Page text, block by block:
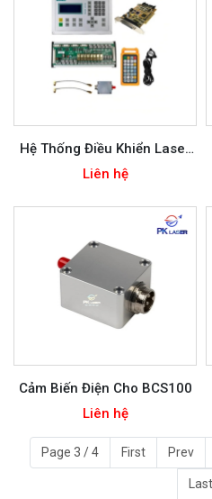
Hệ Thống Điều Khiển Laser
Sợi Quang FSCUT 3000S
Liên hệ
Cảm Biến Điện Cho BCS100
Liên hệ
Page 3 / 4 First Prev
Last